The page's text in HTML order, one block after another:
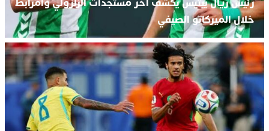
خلال الميركاتو الصيفي